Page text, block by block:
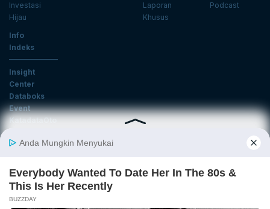
Investasi
Hijau
Laporan
Khusus
Podcast
Info
Indeks
Insight
Center
Databoks
Event
KatadataOto
Email
Daftar